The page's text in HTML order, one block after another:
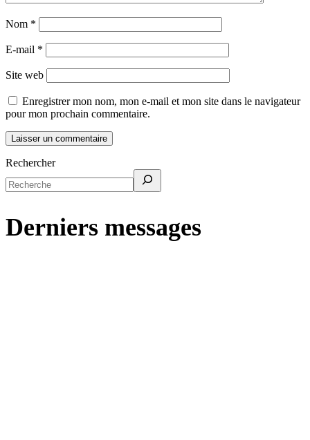
Nom *
E-mail *
Site web
Enregistrer mon nom, mon e-mail et mon site dans le navigateur
pour mon prochain commentaire.
Rechercher
Derniers messages